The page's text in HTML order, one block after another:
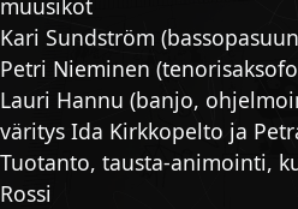
Kari Sundström
Petri Nieminen
Lauri Hannu (banjo,
väritys Ida Kirkkopelto ja
Tuotanto, tausta-animointi,
Rossi